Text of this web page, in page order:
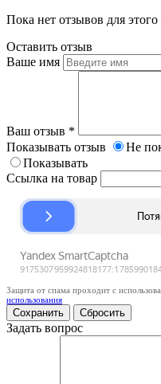
Пока нет отзывов для этого
Оставить отзыв
Ваше имя
Ваш отзыв *
Показывать отзыв
Не
Показывать
Ссылка на товар
Защита от спама проходит с
использования
Сбросить
Задать вопрос